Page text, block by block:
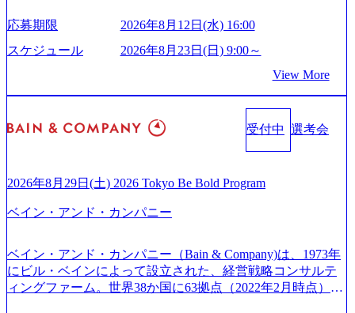
ため事業創造の自由度が高く、赤字事業でも投資して長期
的な成長を若手に任せられる環境 対面でのコミュニケーシ
ョンメリットを重視するため出社勤務。1日の労働時間平均
ア組織） 2026年8月22日(土) 10:00～最長16:00 2026年8月10
日(月) 16:00 ※応募者が定員を上回る場合は、厳正なる審査
の上参加者を決定させていただきます。ご了承ください。
● 当日の流れ 受付 → 会社説明会 → 面接(会社説明会終了
後、随時ご案内) ※全てリモートにて実施します。 ※参加
通常の選考フローと異なり、事前に適性検査をご受検いた
ションサーチになります。 ご経験やスキル、そして適性や
きます。 ※本求人はレバテック株式会社の雇用となりま
す。 ※案件によっては客先に出向いての作業も発生しま
す。 ＜ITコンサルタント＞ Webアプリケーション、SaaS系
6218) 大手広告代理店出身者などマーケティングのトップ人
材が集結するワケ (https://markezine.jp/article/detail/45446) エン
ジニアからコンサルタントへ。会社に入って、何が変わっ
た？ (https://www.businessinsider.jp/post-288838) プラダ：ラグ
nture.com/jp-ja/case-studies/song/prada-luxury-product-customizati
on) 大正製薬：ITカーブアウト支援 (https://www.accenture.co
m/jp-ja/case-studies/consulting/taisho-pharmaceutical)（ストラテ
ジー & コンサルティング） ソフトバンク：初のオンライン
s://www.accenture.com/jp-ja/case-studies/communications-media/so
する「保安ネット」を構築。省庁DXの先進事例を実現 (http
ry-safety-network)（公共サービス） カルビー：SAP HANAの
導入で基幹システムを刷新 (https://www.accenture.com/jp-ja/ca
se-studies/consumer-goods-services/calbee)（消費財・サービ
供している日系最大級の総合コンサルティングファーム
『Build Beyond As One ®.』をブランドメッセージに掲げ、
企業や組織の変革を通じて社会や産業の課題を解決し、未
確実な実現と社会的価値及び経済的価値の追求にも貢献 NE
Cとの戦略的資本提携も実現して、現在はNECのグループ会
シングなどの専門知識と、豊富な経験を持つ約6,000名を超
えるプロフェッショナルを有する 金融、製造、流通、エネ
トとしている SAP領域においては日本市場No.1を誇り、全
定コンサルタント資格を取得している また、日本国内企業
資格も保有、さまざまな業界・業種でのプロジェクト実績
と蓄積されたノウハウを基に独自の方法論やテンプレート
を開発し、それらを活用してお客様に最適なSAPコンサル
ティングサービスを提供する https://storage.googleapis.com/our
応募期限
2026年8月12日(水) 16:00
スケジュール
2026年8月23日(日) 9:00～
View More
受付中 選考会
2026年8月29日(土) 2026 Tokyo Be Bold Program
ベイン・アンド・カンパニー
ベイン・アンド・カンパニー（Bain & Company)は、1973年
にビル・ベインによって設立された、経営戦略コンサルテ
ィングファーム。世界38か国に63拠点（2022年2月時点）、